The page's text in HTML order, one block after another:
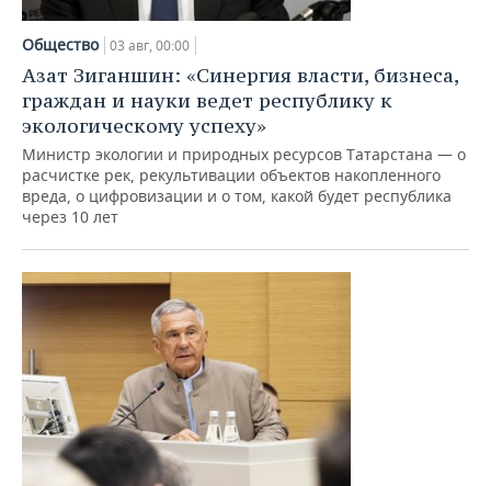
НЕФТЕХИМИЯ
НЕФТЬ
ОПК
ЭНЕРГЕТИКА
РОЗНИЧНАЯ ТОРГОВЛЯ
НОВОСТИ ТЕХНОЛОГИЙ
ТЕЛЕКОММУНИКАЦИИ
МЕРОПРИЯТИЯ
НОВОСТИ МЕРОПРИЯТИЙ
ВЫЕЗДНАЯ РЕДАКЦИЯ
БИЗНЕС-БРАНЧИ
ОТКРЫТАЯ ЛЕКЦИЯ
СПОРТ
НОВОСТИ СПОРТА
ФУТБОЛ
БАСКЕТБОЛ
ВОЛЕЙБОЛ
КИБЕРСПОРТ
ФИГУРНОЕ КАТАНИЕ
НОВОСТИ ОБЩЕСТВА
ИНФРАСТРУКТУРА
ИСТОРИЯ
КУЛЬТУРА
МЕДИЦИНА
ФОТОГАЛЕРЕЯ
СЮЖЕТЫ
СПРАВОЧНИК
СПИСОК ПЕРСОН
СПИСОК КОМПАНИЙ
ПОЛНАЯ ВЕРСИЯ
Общество 03 авг, 00:00
Азат Зиганшин: «Синергия власти, бизнеса,
граждан и науки ведет республику к
экологическому успеху»
Министр экологии и природных ресурсов Татарстана — о
расчистке рек, рекультивации объектов накопленного
вреда, о цифровизации и о том, какой будет республика
через 10 лет